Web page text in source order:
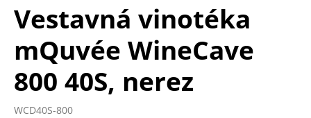
Vestavná vinotéka
mQuvée WineCave
800 40S, nerez
WCD40S-800